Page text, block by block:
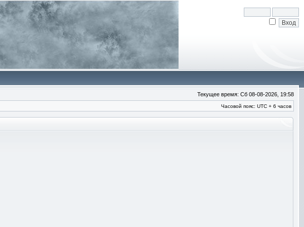
Текущее время: Сб 08-08-2026, 19:58
Часовой пояс: UTC + 6 часов